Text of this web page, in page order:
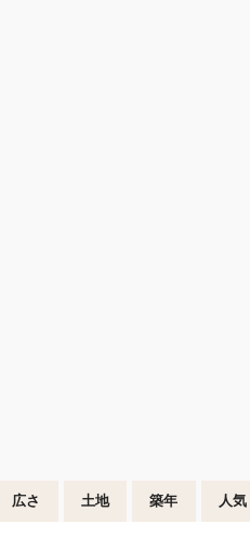
広さ 土地 築年 人気